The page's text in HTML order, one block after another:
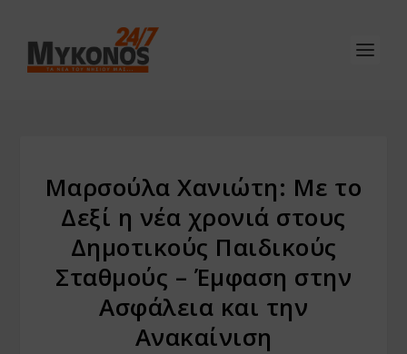
Μαρσούλα Χανιώτη: Με το
Δεξί η νέα χρονιά στους
Δημοτικούς Παιδικούς
Σταθμούς – Έμφαση στην
Ασφάλεια και την
Ανακαίνιση